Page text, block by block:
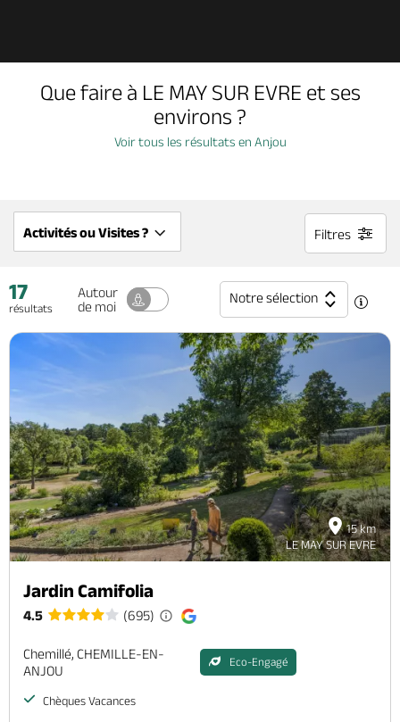
À voir, à faire
Dormir, manger
Séjours, cadeaux
Billetterie en ligne
Brochures & Cartes Offices de tourisme Comment venir ? Ecrivez-nous
Que faire à LE MAY SUR EVRE et ses
environs ?
Voir tous les résultats en Anjou
Activités ou Visites ? Filtres
17
résultats
Autour
de moi
Notre sélection
15 km
LE MAY SUR EVRE
Jardin Camifolia
4.5 (695)
Chemillé, CHEMILLE-EN-
ANJOU
Eco-Engagé
Chèques Vacances